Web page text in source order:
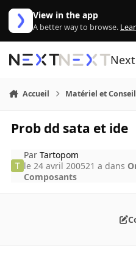
Aller au contenu
View in the app
A better way to browse.
Next
Accueil Matériel et
Prob dd sata et ide
ParTartopom
le 24 avril 200521 a dans
Composants